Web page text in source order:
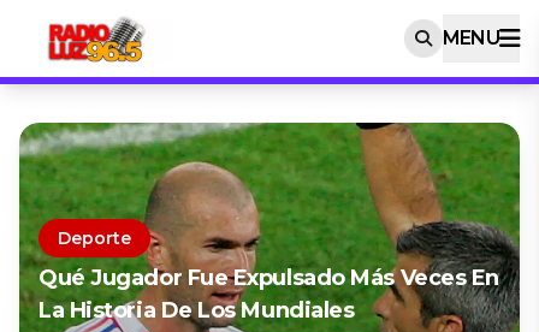
MENU
Deporte
Qué Jugador Fue Expulsado Más Veces En
La Historia De Los Mundiales